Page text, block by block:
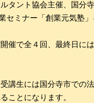
タント協会主催、国分
セミナー「創業元気塾
催で全４回、最終日に
講生には国分寺市での
ことになります。